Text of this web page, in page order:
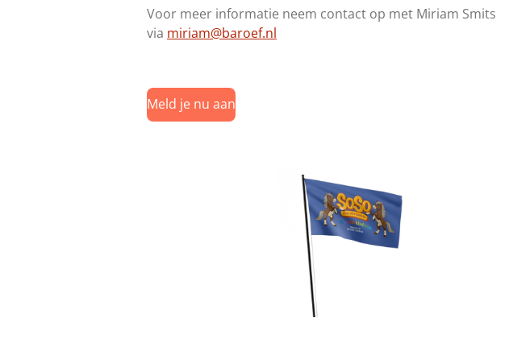
Voor meer informatie neem contact op met Miriam Smits
via miriam@baroef.nl
Meld je nu aan